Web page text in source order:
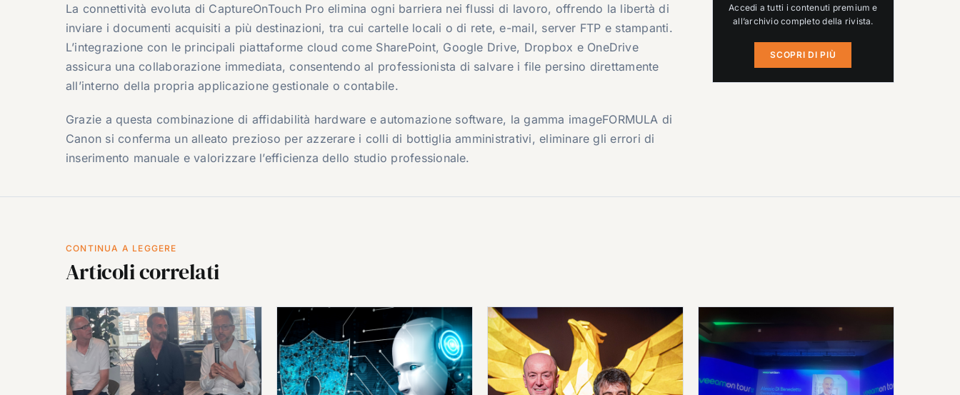
La connettività evoluta di CaptureOnTouch Pro elimina ogni barriera nei flussi di lavoro, offrendo la libertà di
inviare i documenti acquisiti a più destinazioni, tra cui cartelle locali o di rete, e-mail, server FTP e stampanti.
L’integrazione con le principali piattaforme cloud come SharePoint, Google Drive, Dropbox e OneDrive
assicura una collaborazione immediata, consentendo al professionista di salvare i file persino direttamente
all’interno della propria applicazione gestionale o contabile.
Grazie a questa combinazione di affidabilità hardware e automazione software, la gamma imageFORMULA di
Canon si conferma un alleato prezioso per azzerare i colli di bottiglia amministrativi, eliminare gli errori di
inserimento manuale e valorizzare l’efficienza dello studio professionale.
Accedi a tutti i contenuti premium e
all’archivio completo della rivista.
SCOPRI DI PIÙ
CONTINUA A LEGGERE
Articoli correlati